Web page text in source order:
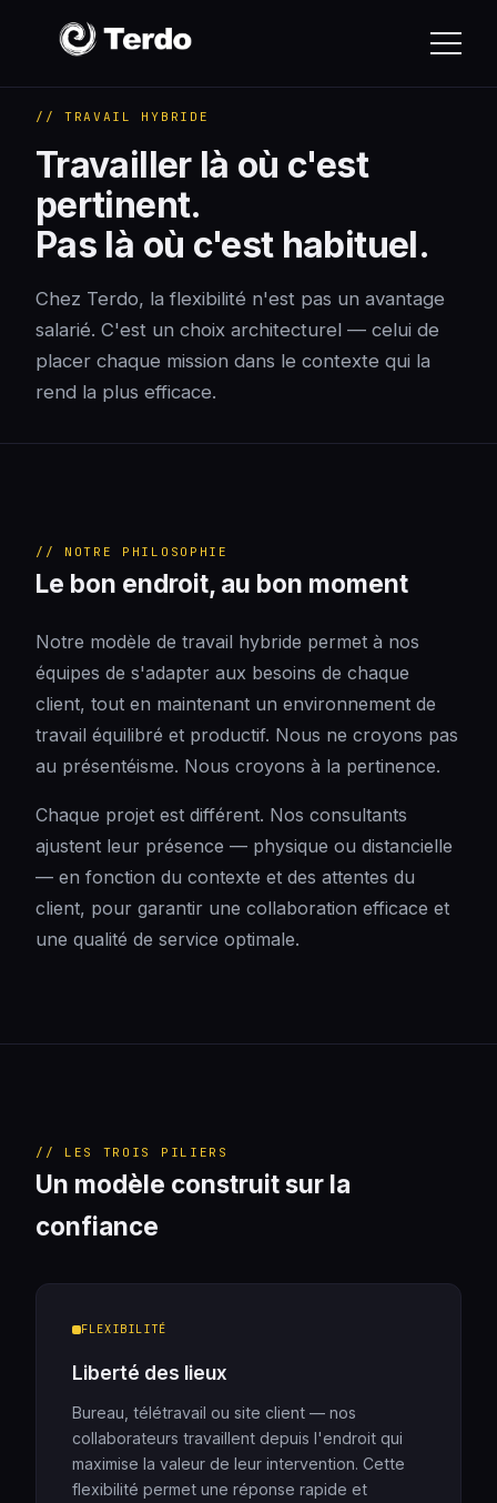
// TRAVAIL HYBRIDE
Travailler là où c'est
pertinent.
Pas là où c'est habituel.
Chez Terdo, la flexibilité n'est pas un avantage
salarié. C'est un choix architecturel — celui de
placer chaque mission dans le contexte qui la
rend la plus efficace.
// NOTRE PHILOSOPHIE
Le bon endroit, au bon moment
Notre modèle de travail hybride permet à nos
équipes de s'adapter aux besoins de chaque
client, tout en maintenant un environnement de
travail équilibré et productif. Nous ne croyons pas
au présentéisme. Nous croyons à la pertinence.
Chaque projet est différent. Nos consultants
ajustent leur présence — physique ou distancielle
— en fonction du contexte et des attentes du
client, pour garantir une collaboration efficace et
une qualité de service optimale.
// LES TROIS PILIERS
Un modèle construit sur la
confiance
FLEXIBILITÉ
Liberté des lieux
Bureau, télétravail ou site client — nos
collaborateurs travaillent depuis l'endroit qui
maximise la valeur de leur intervention. Cette
flexibilité permet une réponse rapide et